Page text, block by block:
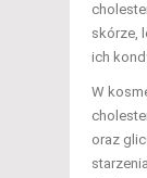
skórze,
ich
W
oraz